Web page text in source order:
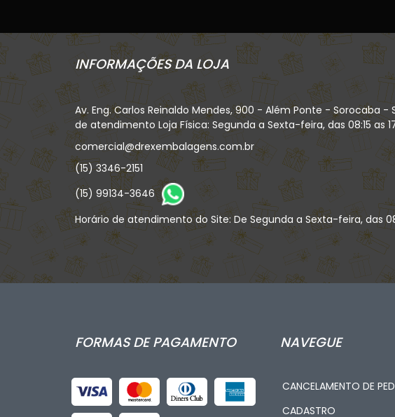
INFORMAÇÕES DA LOJA
Av. Eng. Carlos Reinaldo Mendes, 900 - Além Ponte - Sorocaba -
de atendimento Loja Física: Segunda a Sexta-feira, das 08:15 as
comercial@drexembalagens.com.br
(15) 3346-2151
(15) 99134-3646
Horário de atendimento do Site: De Segunda a Sexta-feira, das
FORMAS DE PAGAMENTO NAVEGUE
CANCELAMENTO DE
CADASTRO